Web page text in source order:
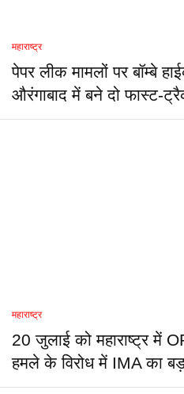
महाराष्ट्र
पेपर लीक मामलों पर बॉम्बे
औरंगाबाद में बने दो फास्ट-
महाराष्ट्र
20 जुलाई को महाराष्ट्र में
हमले के विरोध में IMA का